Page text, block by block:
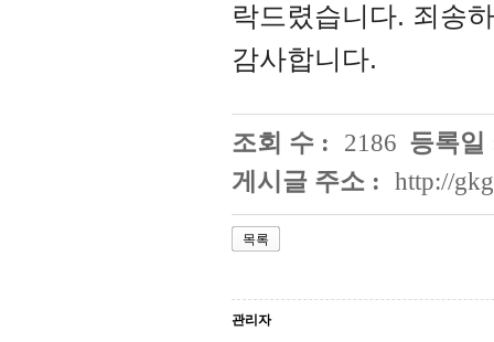
락드렸습니다. 죄송
감사합니다.
조회 수 : 2186 등록일
게시글 주소 : http://
목록
관리자